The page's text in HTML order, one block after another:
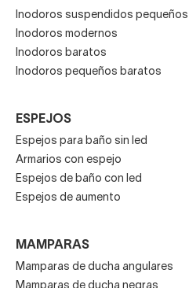
Inodoros suspendidos pequeños
Inodoros modernos
Inodoros baratos
Inodoros pequeños baratos
ESPEJOS
Espejos para baño sin led
Armarios con espejo
Espejos de baño con led
Espejos de aumento
MAMPARAS
Mamparas de ducha angulares
Mamparas de ducha negras